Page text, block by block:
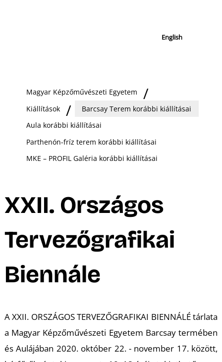
English
Magyar Képzőművészeti Egyetem
Kiállítások
Barcsay Terem korábbi kiállításai
Aula korábbi kiállításai
Parthenón-fríz terem korábbi kiállításai
MKE – PROFIL Galéria korábbi kiállításai
XXII. Országos
Tervezőgrafikai
Biennále
A XXII. ORSZÁGOS TERVEZŐGRAFIKAI BIENNÁLÉ tárlata
a Magyar Képzőművészeti Egyetem Barcsay termében
és Aulájában 2020. október 22. - november 17. között,